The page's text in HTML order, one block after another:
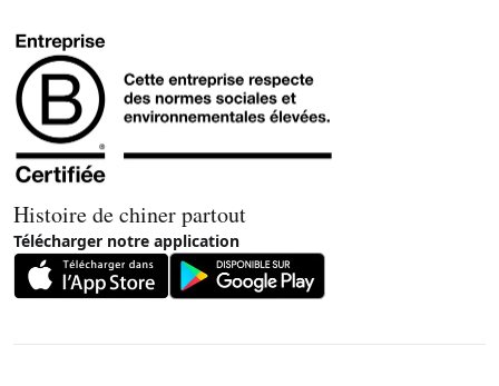
Histoire de chiner partout
Télécharger notre application